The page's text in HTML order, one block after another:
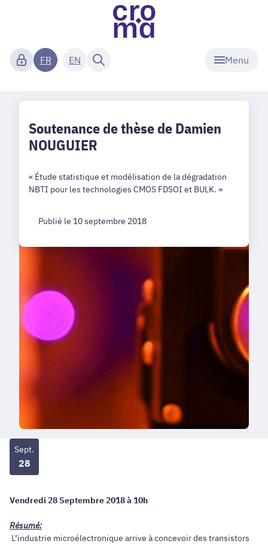
Menu
FR EN
Soutenance de thèse de Damien
NOUGUIER
« Étude statistique et modélisation de la dégradation
NBTI pour les technologies CMOS FDSOI et BULK. »
Publié le 10 septembre 2018
Sept.
28
Vendredi 28 Septembre 2018 à 10h
Résumé:
L’industrie microélectronique arrive à concevoir des transistors